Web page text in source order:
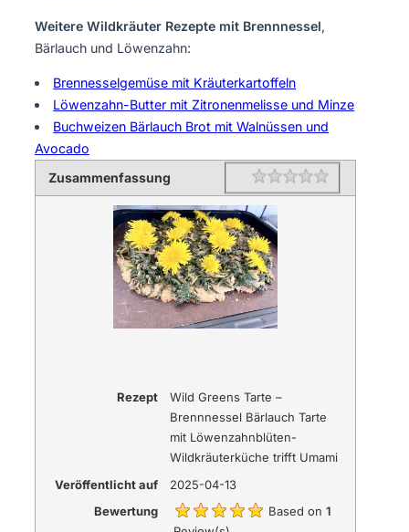
Weitere Wildkräuter Rezepte mit Brennnessel,
Bärlauch und Löwenzahn:
Brennesselgemüse mit Kräuterkartoffeln
Löwenzahn-Butter mit Zitronenmelisse und Minze
Buchweizen Bärlauch Brot mit Walnüssen und
Avocado
Zusammenfassung
Rating 1 star
2 stars
3 stars
4 stars
5 stars
Rezept
Wild Greens Tarte –
Brennnessel Bärlauch Tarte
mit Löwenzahnblüten-
Wildkräuterküche trifft Umami
Veröffentlicht auf
2025-04-13
Bewertung
Based on 1